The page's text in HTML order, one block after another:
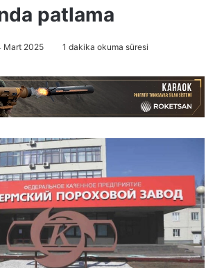
patlama
Mart 2025 1 dakika okuma süresi